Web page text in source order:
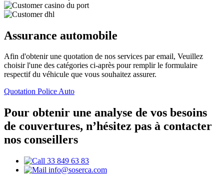
Assurance automobile
Afin d'obtenir une quotation de nos services par email, Veuillez
choisir l'une des catégories ci-après pour remplir le formulaire
respectif du véhicule que vous souhaitez assurer.
Quotation Police Auto
Pour obtenir une analyse de vos besoins
de couvertures, n’hésitez pas à contacter
nos conseillers
33 849 63 83
info@soserca.com